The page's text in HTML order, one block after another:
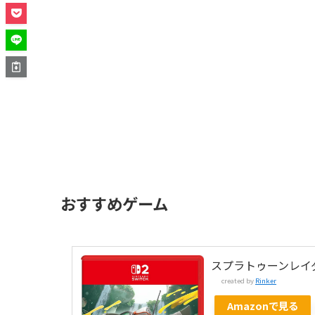
おすすめゲーム
スプラトゥーンレイ
created by Rinker
Amazonで見る